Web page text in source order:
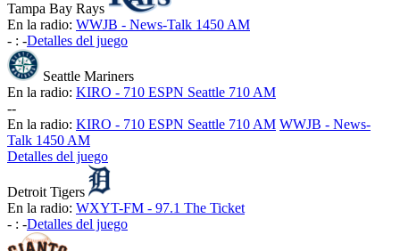
Tampa Bay Rays
En la radio: WWJB - News-Talk 1450 AM
- : -Detalles del juego
Seattle Mariners
En la radio: KIRO - 710 ESPN Seattle 710 AM
--
En la radio: KIRO - 710 ESPN Seattle 710 AM WWJB - News-
Talk 1450 AM
Detalles del juego
Detroit Tigers
En la radio: WXYT-FM - 97.1 The Ticket
- : -Detalles del juego